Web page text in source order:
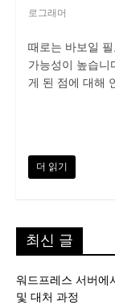
로그래머
때로는 바보일
가능성이 높습니
게 된 점에 대해
더 읽기
최신 글
워드프레스 서버에
및 대처 과정